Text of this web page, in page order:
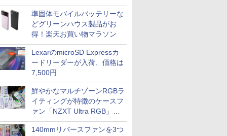
準固体モバイルバッテリーな
どグリーンハウス製品がお
得！楽天お買い物マラソン
LexarのmicroSD Expressカ
ードリーダーが入荷、価格は
7,500円
鮮やかなマルチゾーンRGBラ
イティングが特徴のケースフ
ァン「NZXT Ultra RGB」が
発売、計8製品
140mmリバースファンを3つ